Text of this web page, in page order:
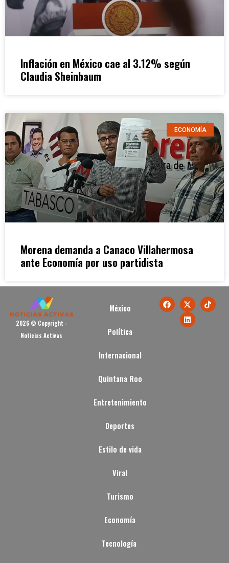
Inflación en México cae al 3.12% según
Claudia Sheinbaum
ECONOMÍA
Morena demanda a Canaco Villahermosa
ante Economía por uso partidista
2026 © Copyright -
Noticias Activas
México
Política
Internacional
Quintana Roo
Entretenimiento
Deportes
Estilo de vida
Viral
Turismo
Economía
Tecnología